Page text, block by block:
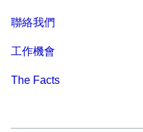
聯絡我們
工作機會
The Facts